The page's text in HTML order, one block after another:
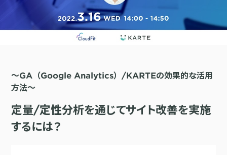
KARTE Web
顧客理解をもとに適切なWeb接客を実施し、事業成長を実現
ンゲージメント向上
KARTE Message
ミュニケーションを実現
KARTE Blocks
LPOやA/Bテストによって、誰でも直感的にサイトの改善を実現
導入企業・業界 一覧を見る
ECサイト
金融・保険・Fintech
不動産・住宅販売
人材
旅行・運輸
AI 時代の流入対策
「ブランドの意志を宿すAI」の実装論
お役立ち資料
【2025年版】顧客データ活用最新事例
リソース
サポート
〜GA（Google Analytics）/KARTEの効果的な活用
方法〜
定量/定性分析を通じてサイト改善を実施
するには？